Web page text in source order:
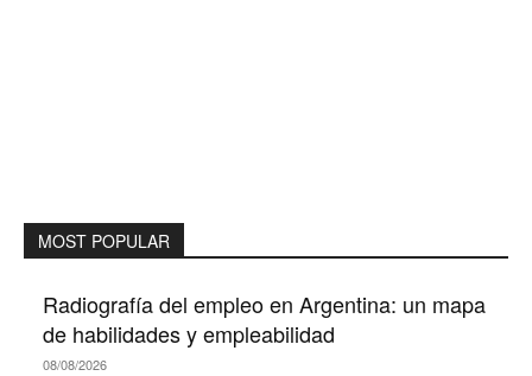
MOST POPULAR
Radiografía del empleo en Argentina: un mapa
de habilidades y empleabilidad
08/08/2026